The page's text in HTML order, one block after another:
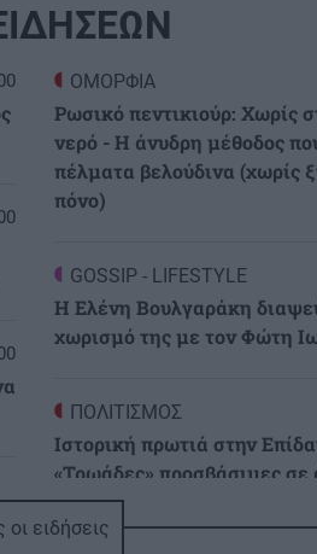
ΟΜΟΡΦΙΑ
Ρωσικό πεντικιούρ: Χωρίς
νερό - Η άνυδρη μέθοδος
πέλματα βελούδινα (χωρίς
πόνο)
GOSSIP - LIFESTYLE
Η Ελένη Βουλγαράκη
χωρισμό της με τον Φώτη
ΠΟΛΙΤΙΣΜΟΣ
Ιστορική πρωτιά στην
«Τρωάδες» προσβάσιμες σε
αισθητηριακές αναπηρίες
οι ειδήσεις